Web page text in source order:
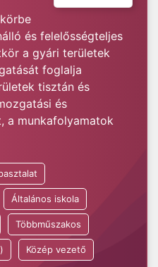
és felelősségteljes
a gyári területek
foglalja
tisztán és
és
a munkafolyamatok
Általános iskola
Többműszakos
Közép vezető